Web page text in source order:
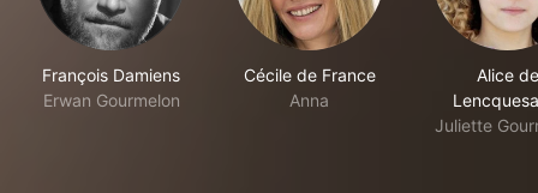
François Damiens
Erwan Gourmelon
Cécile de France
Anna
Alice de
Juliette